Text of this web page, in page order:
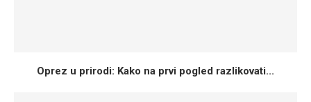
Oprez u prirodi: Kako na prvi pogled razlikovati...